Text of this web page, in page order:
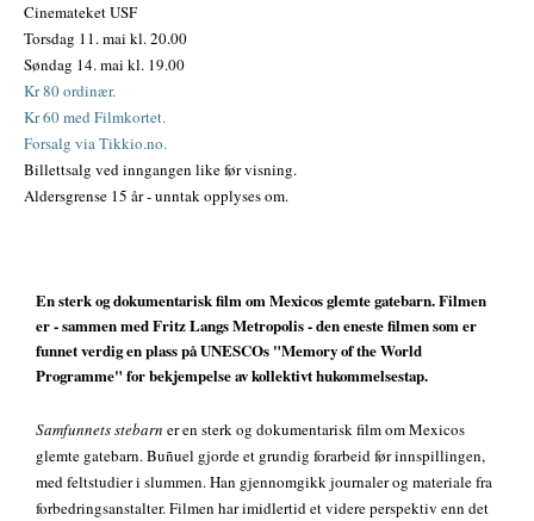
Cinemateket USF
Torsdag 11. mai kl. 20.00
Søndag 14. mai kl. 19.00
Kr 80 ordinær.
Kr 60 med Filmkortet.
Forsalg via Tikkio.no.
Billettsalg ved inngangen like før visning.
Aldersgrense 15 år - unntak opplyses om.
En sterk og dokumentarisk film om Mexicos glemte gatebarn. Filmen
er - sammen med Fritz Langs Metropolis - den eneste filmen som er
funnet verdig en plass på UNESCOs "Memory of the World
Programme" for bekjempelse av kollektivt hukommelsestap.
Samfunnets stebarn er en sterk og dokumentarisk film om Mexicos
glemte gatebarn. Buñuel gjorde et grundig forarbeid før innspillingen,
med feltstudier i slummen. Han gjennomgikk journaler og materiale fra
forbedringsanstalter. Filmen har imidlertid et videre perspektiv enn det